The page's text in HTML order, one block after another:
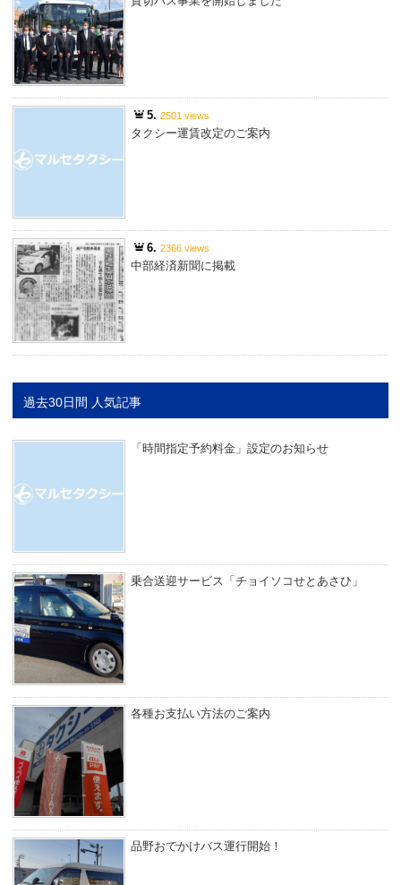
5.2501 views
タクシー運賃改定のご案内
6.2366 views
中部経済新聞に掲載
過去30日間 人気記事
「時間指定予約料金」設定のお知らせ
乗合送迎サービス「チョイソコせとあさひ」
各種お支払い方法のご案内
品野おでかけバス運行開始！